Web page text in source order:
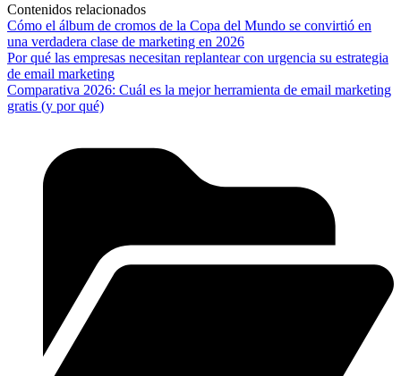
Contenidos relacionados
Cómo el álbum de cromos de la Copa del Mundo se convirtió en
una verdadera clase de marketing en 2026
Por qué las empresas necesitan replantear con urgencia su estrategia
de email marketing
Comparativa 2026: Cuál es la mejor herramienta de email marketing
gratis (y por qué)